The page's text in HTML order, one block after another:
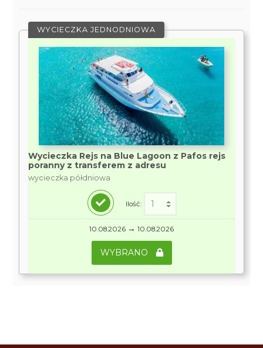
WYCIECZKA JEDNODNIOWA
Wycieczka Rejs na Blue Lagoon z Pafos rejs
poranny z transferem z adresu
wycieczka półdniowa
Ilość:
10.08.2026 → 10.08.2026
WYBRANO